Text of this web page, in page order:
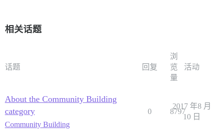
相关话题
话题 回复
浏
览
量
活动
About the Community Building
category
Community Building
0 8797
2017 年8 月
10 日